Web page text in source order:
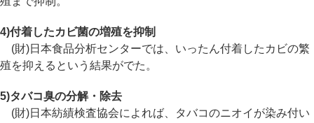
4)付着したカビ菌の増殖を抑制
(財)日本食品分析センターでは、いったん付着したカビの繁
殖を抑えるという結果がでた。
5)タバコ臭の分解・除去
(財)日本紡績検査協会によれば、タバコのニオイが染み付い